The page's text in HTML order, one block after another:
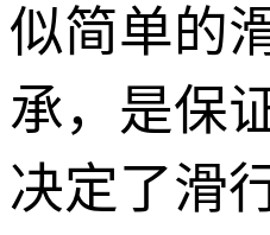
似简单的
承，是保
决定了滑